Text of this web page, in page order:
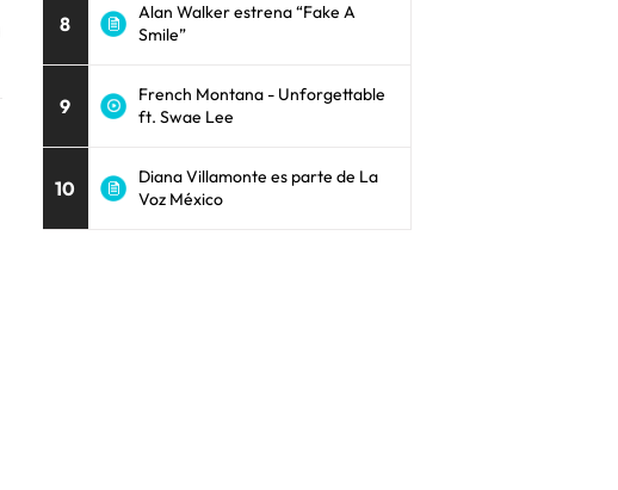
8
Alan Walker estrena “Fake A
Smile”
9
French Montana - Unforgettable
ft. Swae Lee
10
Diana Villamonte es parte de La
Voz México